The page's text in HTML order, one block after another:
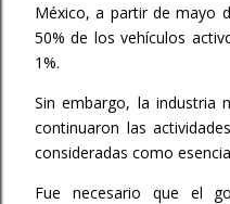
México, a partir de mayo
50% de los vehículos
1%.
Sin embargo, la industria
continuaron las
consideradas como
Fue necesario que el